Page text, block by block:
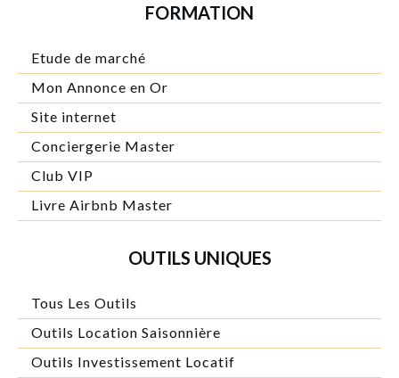
FORMATION
Etude de marché
Mon Annonce en Or
Site internet
Conciergerie Master
Club VIP
Livre Airbnb Master
OUTILS UNIQUES
Tous Les Outils
Outils Location Saisonnière
Outils Investissement Locatif